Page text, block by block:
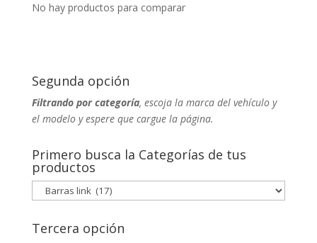
No hay productos para comparar
Segunda opción
Filtrando por categoría, escoja la marca del vehículo y
el modelo y espere que cargue la página.
Primero busca la Categorías de tus
productos
Tercera opción